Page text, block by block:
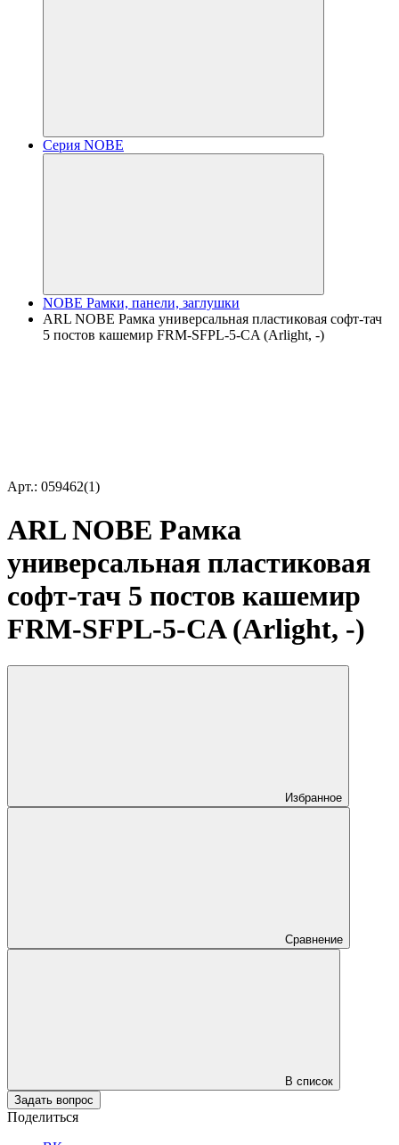
Серия NOBE
NOBE Рамки, панели, заглушки
ARL NOBE Рамка универсальная пластиковая софт-тач
5 постов кашемир FRM-SFPL-5-CA (Arlight, -)
Арт.: 059462(1)
ARL NOBE Рамка
универсальная пластиковая
софт-тач 5 постов кашемир
FRM-SFPL-5-CA (Arlight, -)
Избранное
Сравнение
В список
Задать вопрос
Поделиться